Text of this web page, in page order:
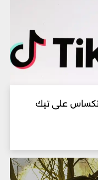
تكساس على تيك